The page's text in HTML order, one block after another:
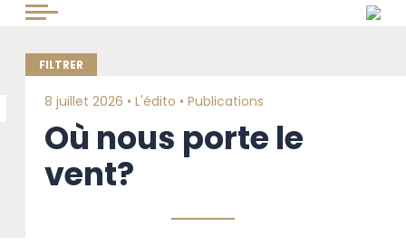
8 juillet 2026 • L'édito • Publications
Où nous porte le
vent?